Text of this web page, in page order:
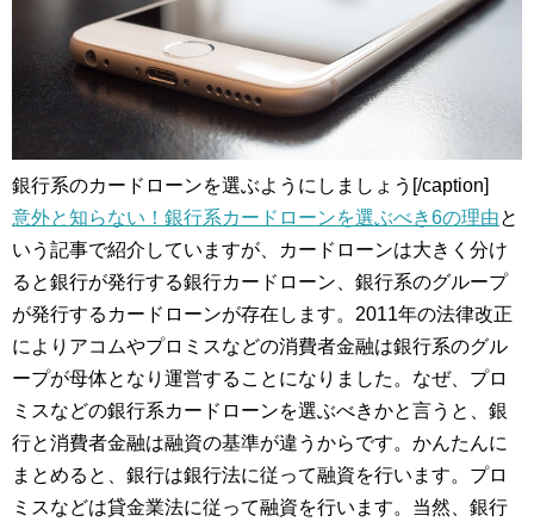
銀行系のカードローンを選ぶようにしましょう[/caption]
意外と知らない！銀行系カードローンを選ぶべき6の理由と
いう記事で紹介していますが、カードローンは大きく分け
ると銀行が発行する銀行カードローン、銀行系のグループ
が発行するカードローンが存在します。2011年の法律改正
によりアコムやプロミスなどの消費者金融は銀行系のグル
ープが母体となり運営することになりました。なぜ、プロ
ミスなどの銀行系カードローンを選ぶべきかと言うと、銀
行と消費者金融は融資の基準が違うからです。かんたんに
まとめると、銀行は銀行法に従って融資を行います。プロ
ミスなどは貸金業法に従って融資を行います。当然、銀行